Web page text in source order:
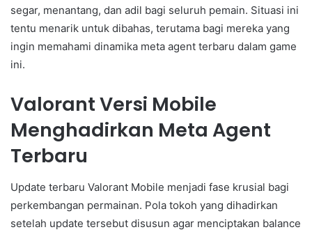
segar, menantang, dan adil bagi seluruh pemain. Situasi ini
tentu menarik untuk dibahas, terutama bagi mereka yang
ingin memahami dinamika meta agent terbaru dalam game
ini.
Valorant Versi Mobile
Menghadirkan Meta Agent
Terbaru
Update terbaru Valorant Mobile menjadi fase krusial bagi
perkembangan permainan. Pola tokoh yang dihadirkan
setelah update tersebut disusun agar menciptakan balance